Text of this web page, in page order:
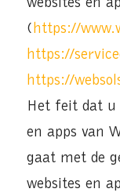
websites en
(https://
https://
https://
Het feit dat u
en apps van
gaat met de
websites en